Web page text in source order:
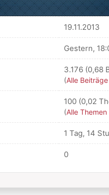
19.11.2013
Gestern,
3.176 (0,68
(Alle
100 (0,02
(Alle
1 Tag, 14
0